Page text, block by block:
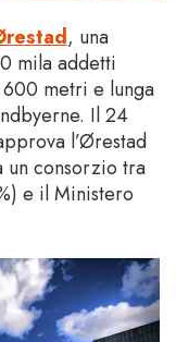
, una
mila addetti
metri e lunga
Il 24
l’Ørestad
consorzio tra
e il Ministero